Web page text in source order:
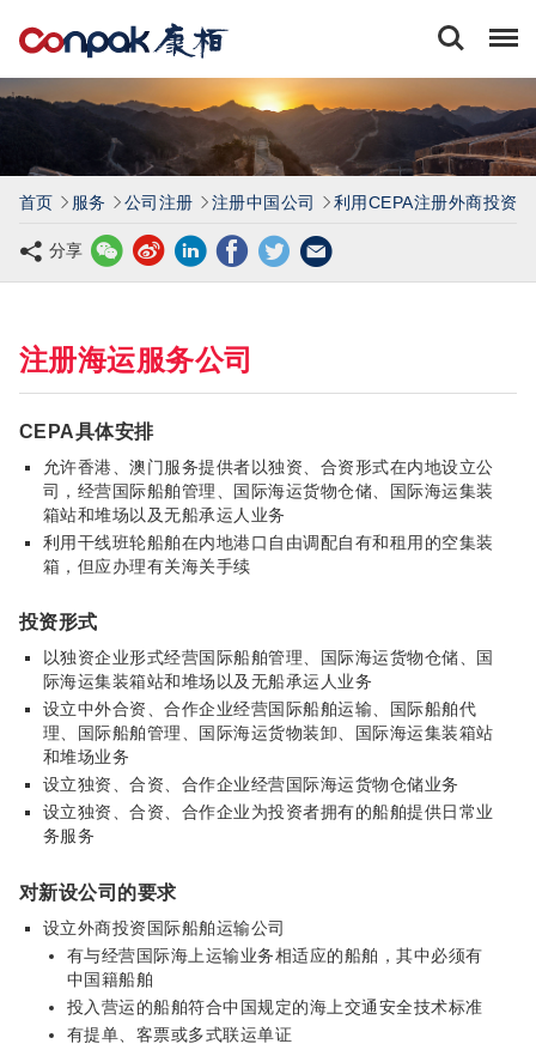
康
栢
计
所
有
公
首页 服务 公司注册 注册中国公司 利用CEPA注册外商投资
分享
注册海运服务公司
CEPA具体安排
允许香港、澳门服务提供者以独资、合资形式在内地设立公
司，经营国际船舶管理、国际海运货物仓储、国际海运集装
箱站和堆场以及无船承运人业务
利用干线班轮船舶在内地港口自由调配自有和租用的空集装
箱，但应办理有关海关手续
投资形式
以独资企业形式经营国际船舶管理、国际海运货物仓储、国
际海运集装箱站和堆场以及无船承运人业务
设立中外合资、合作企业经营国际船舶运输、国际船舶代
理、国际船舶管理、国际海运货物装卸、国际海运集装箱站
和堆场业务
设立独资、合资、合作企业经营国际海运货物仓储业务
设立独资、合资、合作企业为投资者拥有的船舶提供日常业
务服务
对新设公司的要求
设立外商投资国际船舶运输公司
有与经营国际海上运输业务相适应的船舶，其中必须有
中国籍船舶
投入营运的船舶符合中国规定的海上交通安全技术标准
有提单、客票或多式联运单证